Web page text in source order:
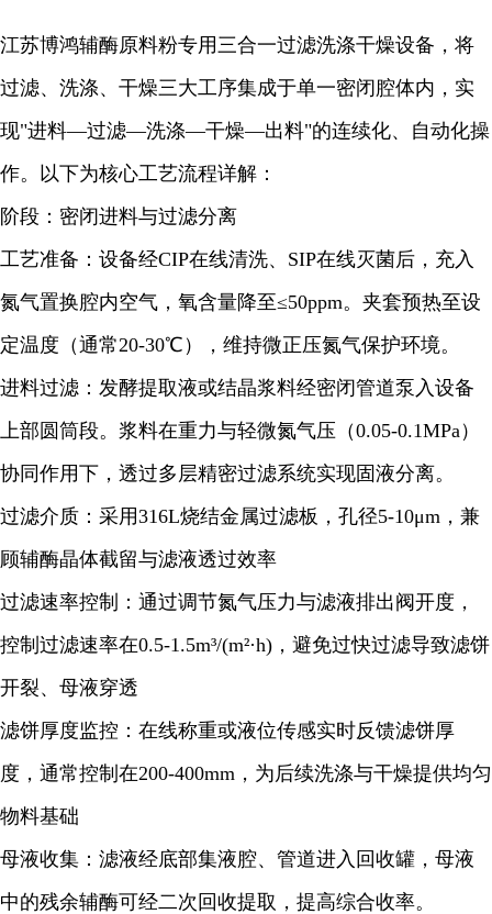
江苏博鸿辅酶原料粉专用三合一过滤洗涤干燥设备，将
过滤、洗涤、干燥三大工序集成于单一密闭腔体内，实
现"进料—过滤—洗涤—干燥—出料"的连续化、自动化操
作。以下为核心工艺流程详解：
阶段：密闭进料与过滤分离
工艺准备：设备经CIP在线清洗、SIP在线灭菌后，充入
氮气置换腔内空气，氧含量降至≤50ppm。夹套预热至设
定温度（通常20-30℃），维持微正压氮气保护环境。
进料过滤：发酵提取液或结晶浆料经密闭管道泵入设备
上部圆筒段。浆料在重力与轻微氮气压（0.05-0.1MPa）
协同作用下，透过多层精密过滤系统实现固液分离。
过滤介质：采用316L烧结金属过滤板，孔径5-10μm，兼
顾辅酶晶体截留与滤液透过效率
过滤速率控制：通过调节氮气压力与滤液排出阀开度，
控制过滤速率在0.5-1.5m³/(m²·h)，避免过快过滤导致滤饼
开裂、母液穿透
滤饼厚度监控：在线称重或液位传感实时反馈滤饼厚
度，通常控制在200-400mm，为后续洗涤与干燥提供均匀
物料基础
母液收集：滤液经底部集液腔、管道进入回收罐，母液
中的残余辅酶可经二次回收提取，提高综合收率。